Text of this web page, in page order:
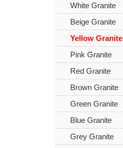
White Granite
Beige Granite
Yellow Granite
Pink Granite
Red Granite
Brown Granite
Green Granite
Blue Granite
Grey Granite